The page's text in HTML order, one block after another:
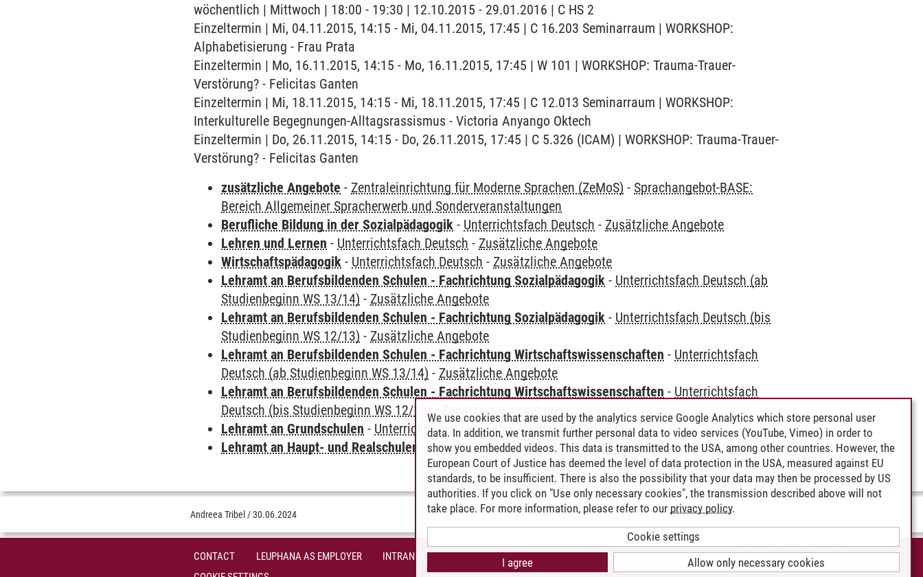
wöchentlich | Mittwoch | 18:00 - 19:30 | 12.10.2015 - 29.01.2016 | C HS 2
Einzeltermin | Mi, 04.11.2015, 14:15 - Mi, 04.11.2015, 17:45 | C 16.203 Seminarraum | WORKSHOP:
Alphabetisierung - Frau Prata
Einzeltermin | Mo, 16.11.2015, 14:15 - Mo, 16.11.2015, 17:45 | W 101 | WORKSHOP: Trauma-Trauer-
Verstörung? - Felicitas Ganten
Einzeltermin | Mi, 18.11.2015, 14:15 - Mi, 18.11.2015, 17:45 | C 12.013 Seminarraum | WORKSHOP:
Interkulturelle Begegnungen-Alltagsrassismus - Victoria Anyango Oktech
Einzeltermin | Do, 26.11.2015, 14:15 - Do, 26.11.2015, 17:45 | C 5.326 (ICAM) | WORKSHOP: Trauma-Trauer-
Verstörung? - Felicitas Ganten
zusätzliche Angebote - Zentraleinrichtung für Moderne Sprachen (ZeMoS) - Sprachangebot-BASE:
Bereich Allgemeiner Spracherwerb und Sonderveranstaltungen
Berufliche Bildung in der Sozialpädagogik - Unterrichtsfach Deutsch - Zusätzliche Angebote
Lehren und Lernen - Unterrichtsfach Deutsch - Zusätzliche Angebote
Wirtschaftspädagogik - Unterrichtsfach Deutsch - Zusätzliche Angebote
Lehramt an Berufsbildenden Schulen - Fachrichtung Sozialpädagogik - Unterrichtsfach Deutsch (ab
Studienbeginn WS 13/14) - Zusätzliche Angebote
Lehramt an Berufsbildenden Schulen - Fachrichtung Sozialpädagogik - Unterrichtsfach Deutsch (bis
Studienbeginn WS 12/13) - Zusätzliche Angebote
Lehramt an Berufsbildenden Schulen - Fachrichtung Wirtschaftswissenschaften - Unterrichtsfach
Deutsch (ab Studienbeginn WS 13/14) - Zusätzliche Angebote
Lehramt an Berufsbildenden Schulen - Fachrichtung Wirtschaftswissenschaften - Unterrichtsfach
Deutsch (bis Studienbeginn WS 12/13)-
Zusätzliche Angebote
Lehramt an Grundschulen - Unterrichtsfach Deutsch-Zusätzliche Angebote
Lehramt an Haupt- und Realschulen
-Unterrichtsfach Deutsch-Zusätzliche Angebote
Andreea Tribel /30.06.2024
CONTACT LEUPHANA AS EMPLOYER INTRANET SITE NOTICE PRIVACY POLICY
ACCESSIBILITY
We use cookies that are used by the analytics service Google Analytics which store personal user
data. In addition, we transmit further personal data to video services (YouTube, Vimeo) in order to
show you embedded videos. This data is transmitted to the USA, among other countries. However, the
European Court of Justice has deemed the level of data protection in the USA, measured against EU
standards, to be insufficient. There is also the possibility that your data may then be processed by US
authorities. If you click on "Use only necessary cookies", the transmission described above will not
take place. For more information, please refer to our privacy policy.
Cookie settings
Allow only necessary cookies
I agree